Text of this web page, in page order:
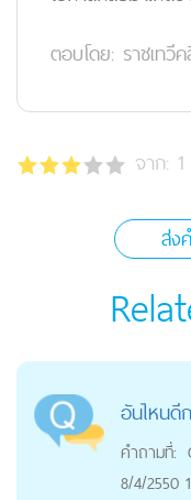
ตอบโดย: ราชเทวี
จาก: 1
ส่ง
อันไหนดี
คำถามที่:
8/4/2550